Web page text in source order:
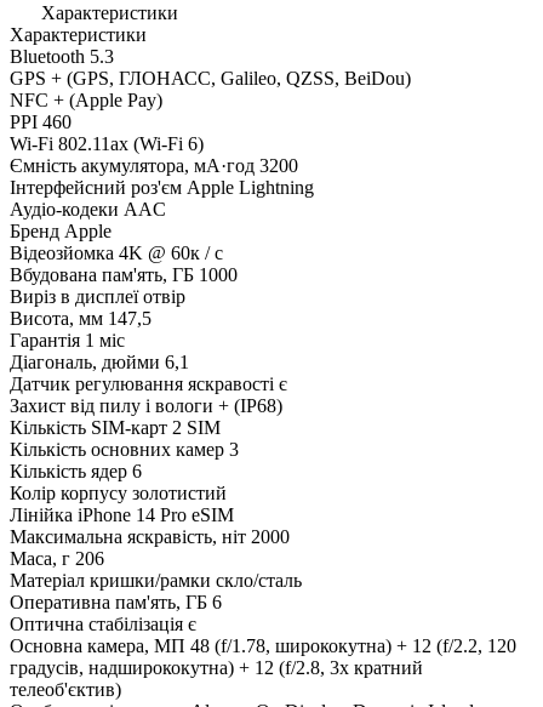
Характеристики
Характеристики
Bluetooth 5.3
GPS + (GPS, ГЛОНАСС, Galileo, QZSS, BeiDou)
NFC + (Apple Pay)
PPI 460
Wi-Fi 802.11ax (Wi-Fi 6)
Ємність акумулятора, мА·год 3200
Інтерфейсний роз'єм Apple Lightning
Аудіо-кодеки AAC
Бренд Apple
Відеозйомка 4K @ 60к / с
Вбудована пам'ять, ГБ 1000
Виріз в дисплеї отвір
Висота, мм 147,5
Гарантія 1 міс
Діагональ, дюйми 6,1
Датчик регулювання яскравості є
Захист від пилу і вологи + (IP68)
Кількість SIM-карт 2 SIM
Кількість основних камер 3
Кількість ядер 6
Колір корпусу золотистий
Лінійка iPhone 14 Pro eSIM
Максимальна яскравість, ніт 2000
Маса, г 206
Матеріал кришки/рамки скло/сталь
Оперативна пам'ять, ГБ 6
Оптична стабілізація є
Основна камера, МП 48 (f/1.78, ширококутна) + 12 (f/2.2, 120
градусів, надширококутна) + 12 (f/2.8, 3х кратний
телеоб'єктив)